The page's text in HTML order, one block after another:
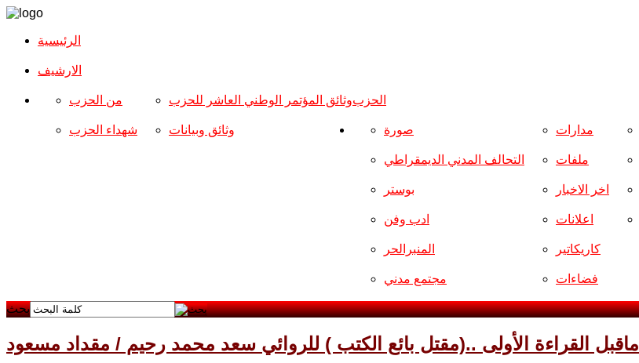
الرئيسية
الارشیف
الحزب من الحزب
شهداء الحزب
وثائق المؤتمر الوطني العاشر للحزب
وثائق وبيانات صورة
التحالف المدني الديمقراطي
بوستر
ادب وفن
المنبرالحر
مجتمع مدني
مدارات
ملفات
اخر الاخبار
اعلانات
كاريكاتير
فضاءات
بحث
ماقبل القراءة الأولى ..(مقتل بائع الكتب ) للروائي سعد محمد رحيم / مقداد مسعود